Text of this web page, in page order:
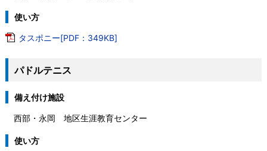
使い方
タスポニー[PDF：349KB]
パドルテニス
備え付け施設
西部・永岡 地区生涯教育センター
使い方